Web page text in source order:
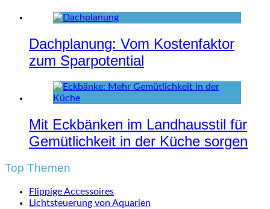
Dachplanung: Vom Kostenfaktor
zum Sparpotential
Mit Eckbänken im Landhausstil für
Gemütlichkeit in der Küche sorgen
Top Themen
Flippige Accessoires
Lichtsteuerung von Aquarien